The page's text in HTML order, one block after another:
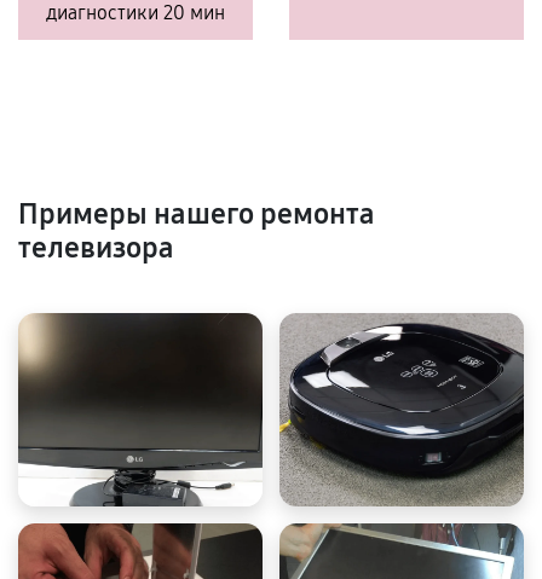
диагностики 20 мин
Примеры нашего ремонта
телевизора